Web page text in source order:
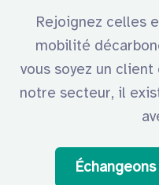
Rejoignez celles
mobilité
vous soyez un
notre secteur, il